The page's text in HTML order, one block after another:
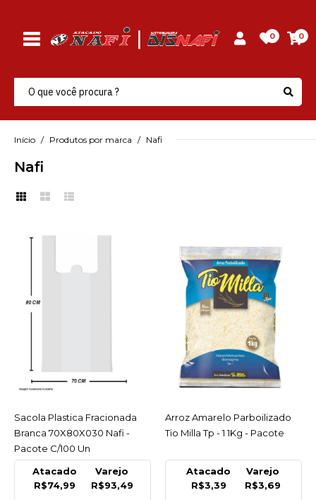
0 0
Início Produtos por marca Nafi
Nafi
Sacola Plastica
Fracionada Branca
70X80X030 Nafi - Pacote
C/100 Un
R$93,49
COMPRAR
COMPARAR
NAFI
Arroz Amarelo
Parboilizado Tio Milla Tp
- 1 1Kg - Pacote
ACESSAR
Sacola Plastica Fracionada
Branca 70X80X030 Nafi -
Pacote C/100 Un
Atacado
R$74,99
Varejo
R$93,49
ACESSAR
Arroz Amarelo Parboilizado
Tio Milla Tp - 1 1Kg - Pacote
Atacado
R$3,39
Varejo
R$3,69